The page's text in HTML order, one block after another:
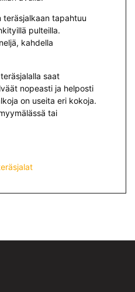
teräsjalkaan tapahtuu
pulteilla.
kahdella
saat
nopeasti ja helposti
on useita eri kokoja.
tai